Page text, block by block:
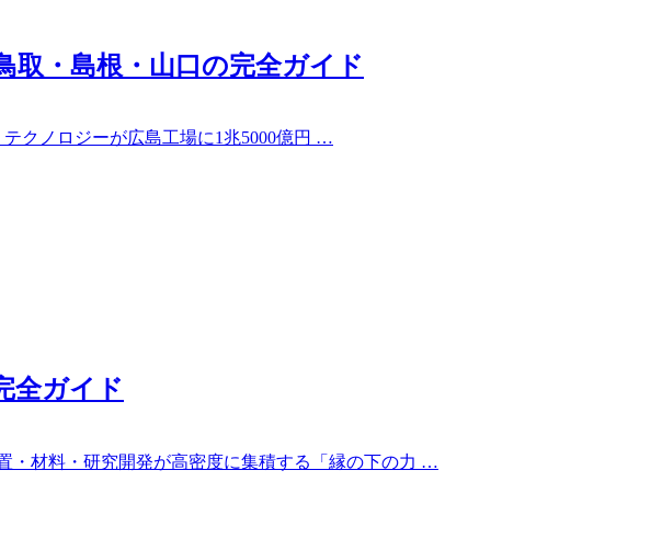
取・島根・山口の完全ガイド
クノロジーが広島工場に1兆5000億円 …
全ガイド
・材料・研究開発が高密度に集積する「縁の下の力 …